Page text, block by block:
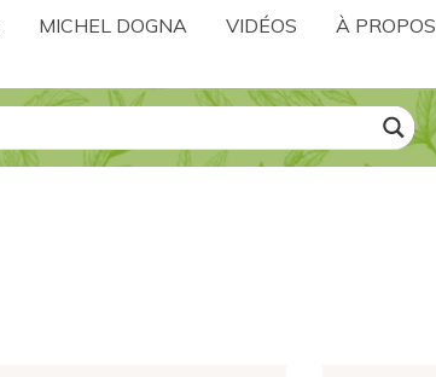
MICHEL DOGNA VIDÉOS À PROPOS